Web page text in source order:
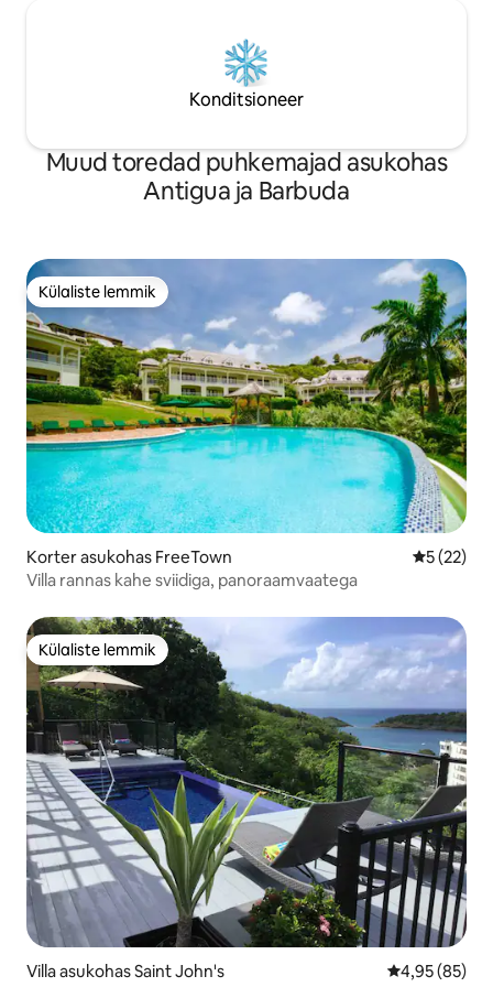
Konditsioneer
Muud toredad puhkemajad asukohas
Antigua ja Barbuda
Külaliste lemmik
Külaliste lemmik
Korter asukohas FreeTown Keskmine
5 (22)
Villa rannas kahe sviidiga, panoraamvaatega
Külaliste lemmik
Külaliste lemmik
Villa asukohas Saint John's Keskmine
4,95 (85)